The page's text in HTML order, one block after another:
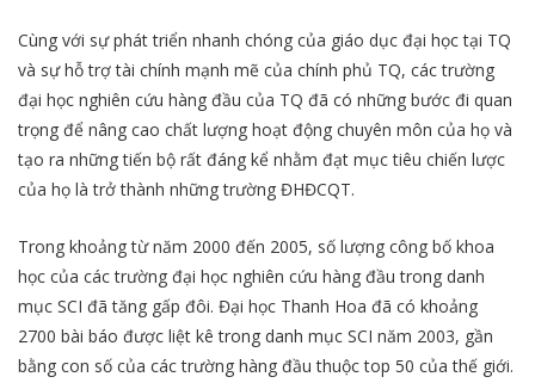
Cùng với sự phát triển nhanh chóng của giáo dục đại học tại TQ
và sự hỗ trợ tài chính mạnh mẽ của chính phủ TQ, các trường
đại học nghiên cứu hàng đầu của TQ đã có những bước đi quan
trọng để nâng cao chất lượng hoạt động chuyên môn của họ và
tạo ra những tiến bộ rất đáng kể nhằm đạt mục tiêu chiến lược
của họ là trở thành những trường ĐHĐCQT.
Trong khoảng từ năm 2000 đến 2005, số lượng công bố khoa
học của các trường đại học nghiên cứu hàng đầu trong danh
mục SCI đã tăng gấp đôi. Đại học Thanh Hoa đã có khoảng
2700 bài báo được liệt kê trong danh mục SCI năm 2003, gần
bằng con số của các trường hàng đầu thuộc top 50 của thế giới.